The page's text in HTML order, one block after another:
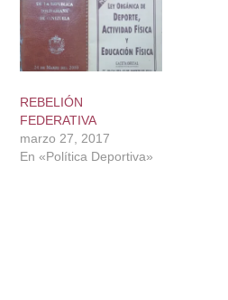
REBELIÓN
FEDERATIVA
marzo 27, 2017
En «Política Deportiva»